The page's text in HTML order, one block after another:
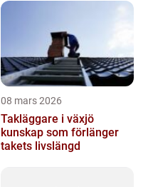
08 mars 2026
Takläggare i växjö
kunskap som förlänger
takets livslängd